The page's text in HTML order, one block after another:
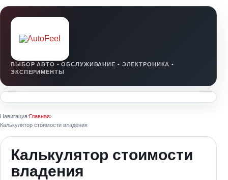
Навигация:Главная›
Калькулятор стоимости владения
Калькулятор стоимости
владения